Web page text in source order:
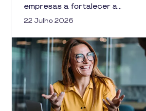
empresas a fortalecer a…
22 Julho 2026